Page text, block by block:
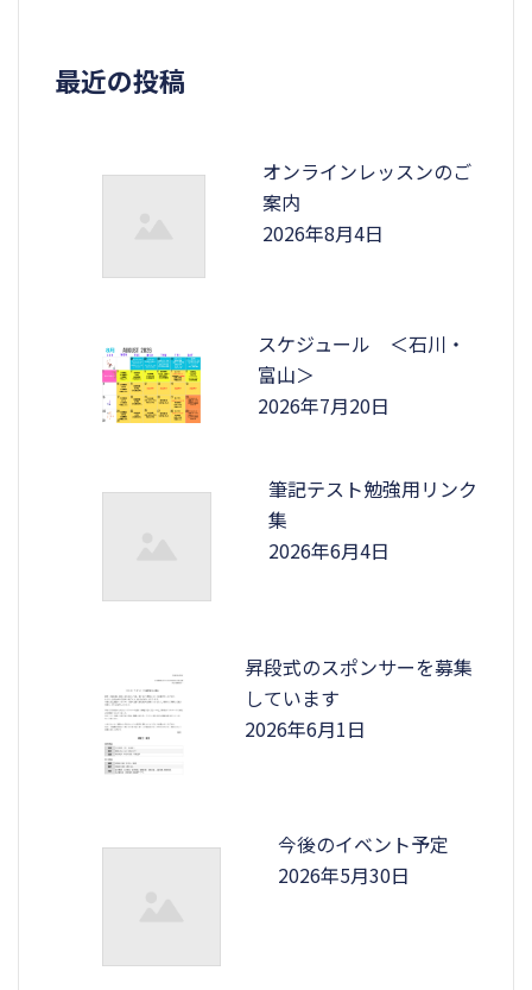
最近の投稿
オンラインレッスンのご
案内
2026年8月4日
スケジュール ＜石川・
富山＞
2026年7月20日
筆記テスト勉強用リンク
集
2026年6月4日
昇段式のスポンサーを募集
しています
2026年6月1日
今後のイベント予定
2026年5月30日